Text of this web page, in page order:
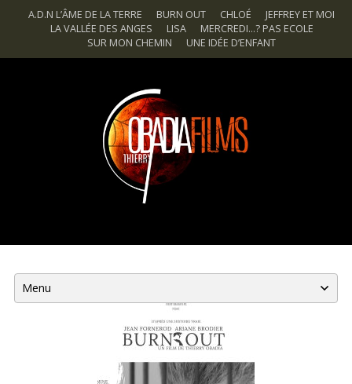
AllerA.D.N L’ÂME DE LA TERRE BURN OUT CHLOÉ
JEFFREY ET MOI
LA VALLÉE DES ANGES
LISA
MERCREDI…? PAS ECOLE
SUR MON CHEMIN
UNE IDÉE D’ENFANT
Thierry Obadia Films
Passer
au